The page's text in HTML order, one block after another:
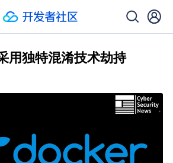
用独特混淆技术劫持